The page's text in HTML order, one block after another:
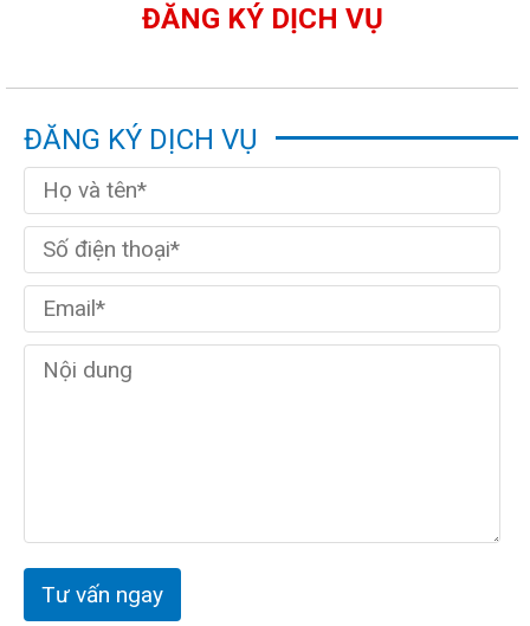
ĐĂNG KÝ DỊCH VỤ
ĐĂNG KÝ DỊCH VỤ